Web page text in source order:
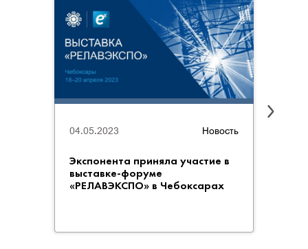
Новость
Экспонента приняла участие в
выставке-форуме
«РЕЛАВЭКСПО» в Чебоксарах
04.05.2023